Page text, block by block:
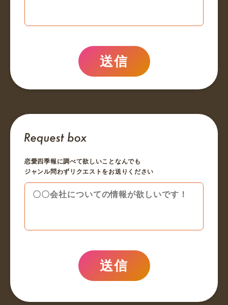
送信
恋愛四季報に調べて欲しいことなんでも
ジャンル問わずリクエストをお送りください
送信